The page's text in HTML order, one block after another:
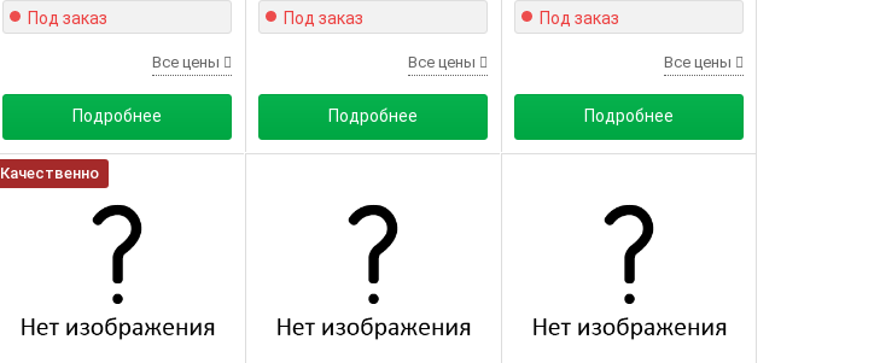
Под заказ
Все цены
Подробнее
Под заказ
Все цены
Подробнее
Под заказ
Все цены
Подробнее
Качественно